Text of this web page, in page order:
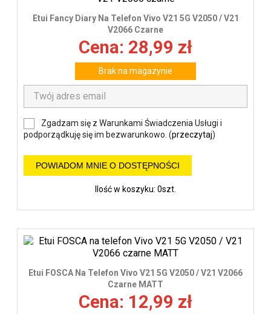
Etui Fancy Diary Na Telefon Vivo V21 5G V2050 / V21
V2066 Czarne
Cena: 28,99 zł
Brak na magazynie
Zgadzam się z Warunkami Świadczenia Usługi i
podporządkuję się im bezwarunkowo. (przeczytaj)
POWIADOM MNIE O DOSTĘPNOŚCI
Ilość w koszyku: 0szt.
Etui FOSCA Na Telefon Vivo V21 5G V2050 / V21 V2066
Czarne MATT
Cena: 12,99 zł